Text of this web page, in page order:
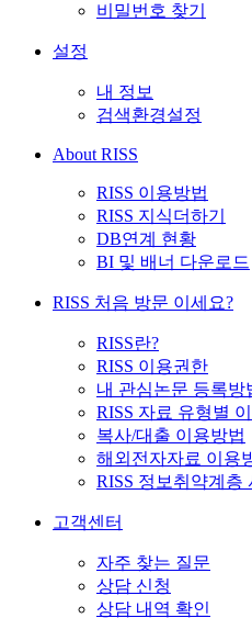
비밀번호 찾기
설정
내 정보
검색환경설정
About RISS
RISS 이용방법
RISS 지식더하기
DB연계 현황
BI 및 배너 다운로드
RISS 처음 방문 이세요?
RISS란?
RISS 이용권한
내 관심논문 등록방
RISS 자료 유형별
복사/대출 이용방법
해외전자자료 이용
RISS 정보취약계층
고객센터
자주 찾는 질문
상담 신청
상담 내역 확인